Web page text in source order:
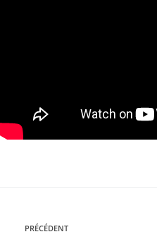
PRÉCÉDENT